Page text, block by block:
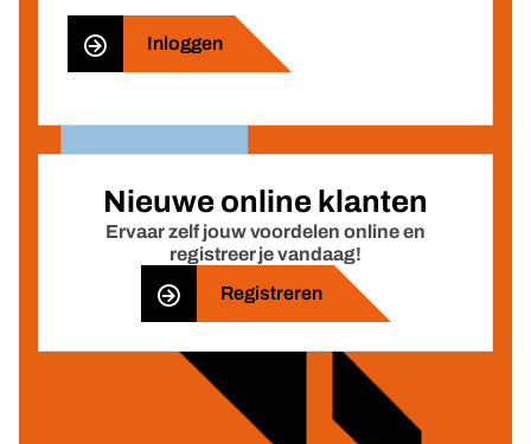
Inloggen
Nieuwe online klanten
Ervaar zelf jouw voordelen online en
registreer je vandaag!
Registreren